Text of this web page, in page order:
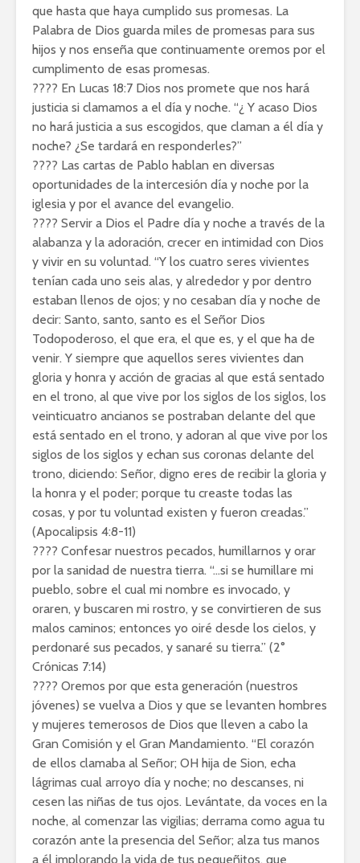
que hasta que haya cumplido sus promesas. La
Palabra de Dios guarda miles de promesas para sus
hijos y nos enseña que continuamente oremos por el
cumplimento de esas promesas.
???? En Lucas 18:7 Dios nos promete que nos hará
justicia si clamamos a el día y noche. “¿ Y acaso Dios
no hará justicia a sus escogidos, que claman a él día y
noche? ¿Se tardará en responderles?”
???? Las cartas de Pablo hablan en diversas
oportunidades de la intercesión día y noche por la
iglesia y por el avance del evangelio.
???? Servir a Dios el Padre día y noche a través de la
alabanza y la adoración, crecer en intimidad con Dios
y vivir en su voluntad. “Y los cuatro seres vivientes
tenían cada uno seis alas, y alrededor y por dentro
estaban llenos de ojos; y no cesaban día y noche de
decir: Santo, santo, santo es el Señor Dios
Todopoderoso, el que era, el que es, y el que ha de
venir. Y siempre que aquellos seres vivientes dan
gloria y honra y acción de gracias al que está sentado
en el trono, al que vive por los siglos de los siglos, los
veinticuatro ancianos se postraban delante del que
está sentado en el trono, y adoran al que vive por los
siglos de los siglos y echan sus coronas delante del
trono, diciendo: Señor, digno eres de recibir la gloria y
la honra y el poder; porque tu creaste todas las
cosas, y por tu voluntad existen y fueron creadas.”
(Apocalipsis 4:8-11)
???? Confesar nuestros pecados, humillarnos y orar
por la sanidad de nuestra tierra. “…si se humillare mi
pueblo, sobre el cual mi nombre es invocado, y
oraren, y buscaren mi rostro, y se convirtieren de sus
malos caminos; entonces yo oiré desde los cielos, y
perdonaré sus pecados, y sanaré su tierra.” (2°
Crónicas 7:14)
???? Oremos por que esta generación (nuestros
jóvenes) se vuelva a Dios y que se levanten hombres
y mujeres temerosos de Dios que lleven a cabo la
Gran Comisión y el Gran Mandamiento. “El corazón
de ellos clamaba al Señor; OH hija de Sion, echa
lágrimas cual arroyo día y noche; no descanses, ni
cesen las niñas de tus ojos. Levántate, da voces en la
noche, al comenzar las vigilias; derrama como agua tu
corazón ante la presencia del Señor; alza tus manos
a él implorando la vida de tus pequeñitos, que